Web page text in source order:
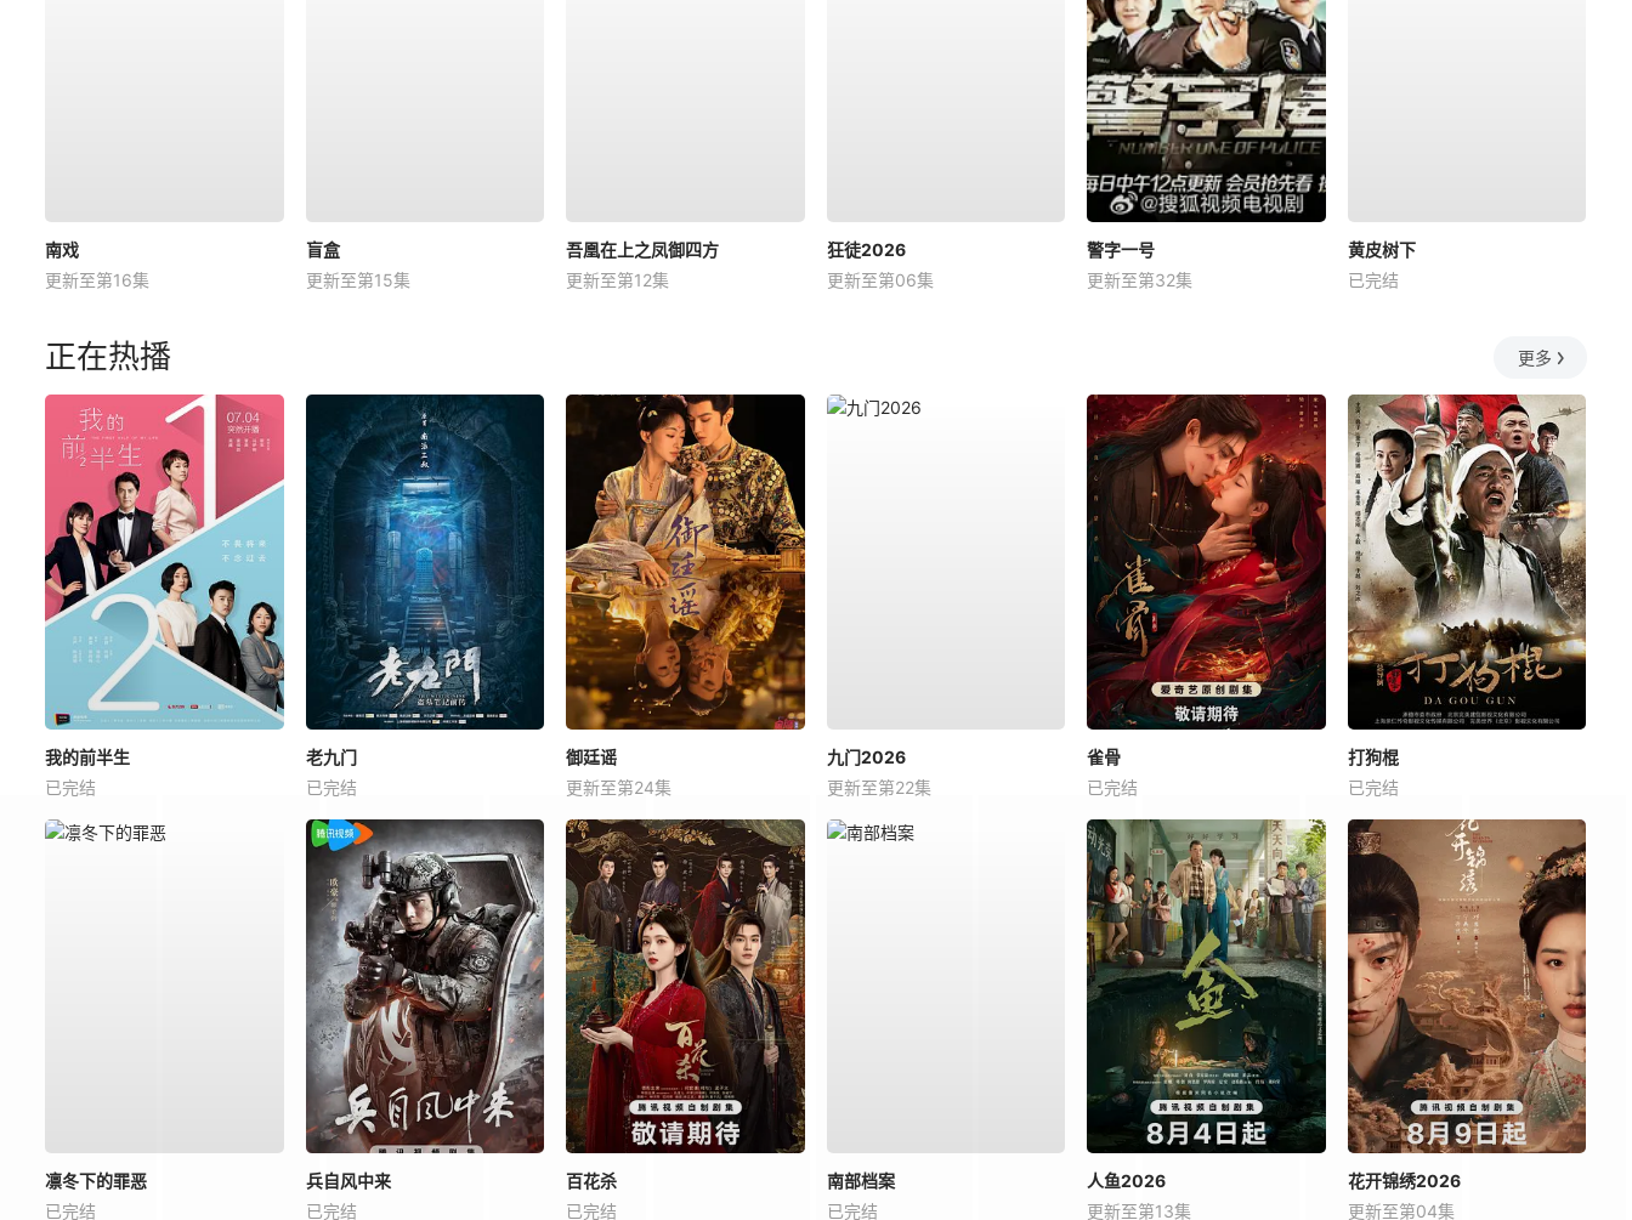
南戏
更新至第16集
盲盒
更新至第15集
吾凰在上之凤御四方
更新至第12集
狂徒2026
更新至第06集
警字一号
更新至第32集
黄皮树下
已完结
正在热播 更多
我的前半生
已完结
老九门
已完结
御廷谣
更新至第24集
九门2026
更新至第22集
雀骨
已完结
打狗棍
已完结
凛冬下的罪恶
已完结
兵自风中来
已完结
百花杀
已完结
南部档案
已完结
人鱼2026
更新至第13集
花开锦绣2026
更新至第04集